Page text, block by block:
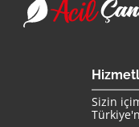
Sizin
Türkiye